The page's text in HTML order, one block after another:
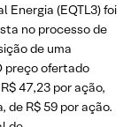
Energia (EQTL3) foi
no processo de
de uma
preço ofertado
47,23 por ação,
de R$ 59 por ação.